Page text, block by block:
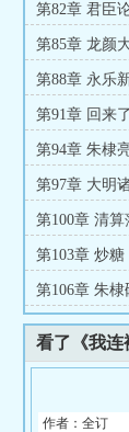
第82章 君臣
第85章 龙颜
人！
第88章 永乐
第91章 回来
了！
第94章 朱棣
第97章 大明
西！
第100章 清
天！
第103章 炒糖
第106章 朱棣
看了《我连
作者：全订